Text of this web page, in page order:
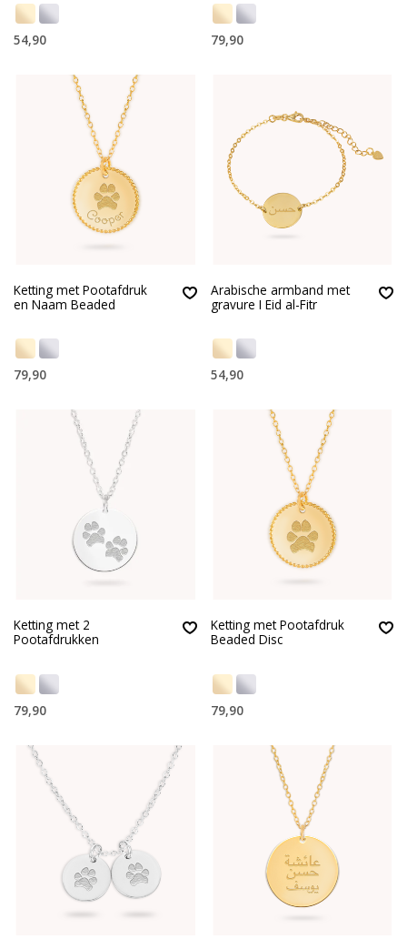
54,90 79,90
Ketting met Pootafdruk
en Naam Beaded
79,90
Arabische armband met
gravure I Eid al-Fitr
54,90
Ketting met 2
Pootafdrukken
79,90
Ketting met Pootafdruk
Beaded Disc
79,90